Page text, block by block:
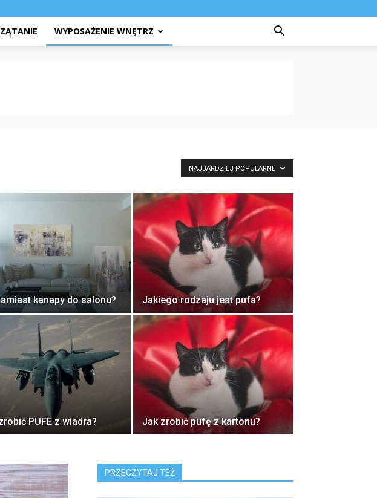
WYPOSAŻENIE WNĘTRZ
NAJBARDZIEJ POPULARNE
kanapy do salonu? Jakiego rodzaju jest pufa?
PUFE z wiadra? Jak zrobić pufę z kartonu?
PRZECZYTAJ TEŻ